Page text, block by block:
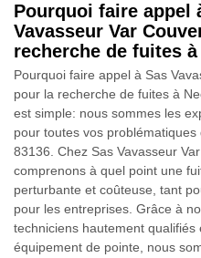
Pourquoi faire appel
Vavasseur Var
recherche de fuites
Pourquoi faire appel à Sas
pour la recherche de fuites à
est simple: nous sommes les
pour toutes vos problématiques
83136. Chez Sas Vavasseur
comprenons à quel point une
perturbante et coûteuse, tant
pour les entreprises. Grâce à
techniciens hautement qualifiés
équipement de pointe, nous